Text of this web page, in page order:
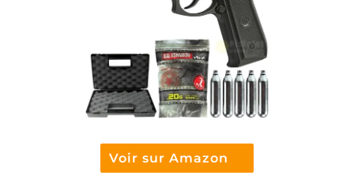
Voir sur Amazon